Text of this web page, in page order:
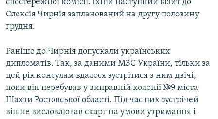
спостережної комісії. Їхній наступний візит до
Олексія Чирнія запланований на другу половину
грудня.
Раніше до Чирнія допускали українських
дипломатів. Так, за даними МЗС України, тільки за
цей рік консулам вдалося зустрітися з ним двічі,
поки він перебував у виправній колонії №9 міста
Шахти Ростовської області. Під час цих зустрічей
він не висловлював скарг на умови утримання і